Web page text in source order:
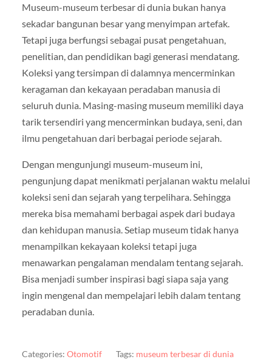
Museum-museum terbesar di dunia bukan hanya
sekadar bangunan besar yang menyimpan artefak.
Tetapi juga berfungsi sebagai pusat pengetahuan,
penelitian, dan pendidikan bagi generasi mendatang.
Koleksi yang tersimpan di dalamnya mencerminkan
keragaman dan kekayaan peradaban manusia di
seluruh dunia. Masing-masing museum memiliki daya
tarik tersendiri yang mencerminkan budaya, seni, dan
ilmu pengetahuan dari berbagai periode sejarah.
Dengan mengunjungi museum-museum ini,
pengunjung dapat menikmati perjalanan waktu melalui
koleksi seni dan sejarah yang terpelihara. Sehingga
mereka bisa memahami berbagai aspek dari budaya
dan kehidupan manusia. Setiap museum tidak hanya
menampilkan kekayaan koleksi tetapi juga
menawarkan pengalaman mendalam tentang sejarah.
Bisa menjadi sumber inspirasi bagi siapa saja yang
ingin mengenal dan mempelajari lebih dalam tentang
peradaban dunia.
Categories: Otomotif Tags: museum terbesar di dunia